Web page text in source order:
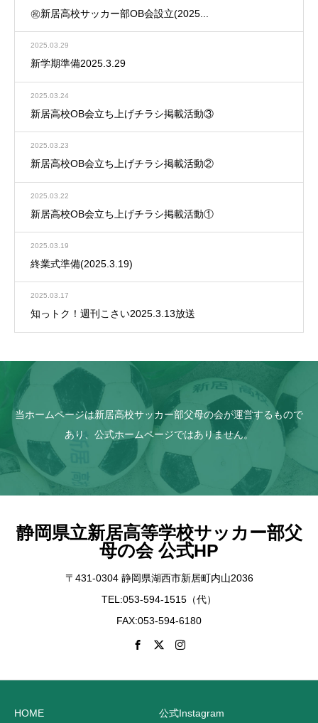
㊗️新居高校サッカー部OB会設立(2025...
2025.03.29
新学期準備2025.3.29
2025.03.24
新居高校OB会立ち上げチラシ掲載活動③
2025.03.23
新居高校OB会立ち上げチラシ掲載活動②
2025.03.22
新居高校OB会立ち上げチラシ掲載活動①
2025.03.19
終業式準備(2025.3.19)
2025.03.17
知っトク！週刊こさい2025.3.13放送
当ホームページは新居高校サッカー部父母の会が運営するもので
あり、公式ホームページではありません。
静岡県立新居高等学校サッカー部父
母の会 公式HP
〒431-0304 静岡県湖西市新居町内山2036
TEL:053-594-1515（代）
FAX:053-594-6180
HOME 公式Instagram